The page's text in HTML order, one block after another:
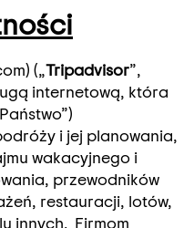
(„Tripadvisor”,
internetową, która
i jej planowania,
wakacyjnego i
przewodników
restauracji, lotów,
innych. Firmom